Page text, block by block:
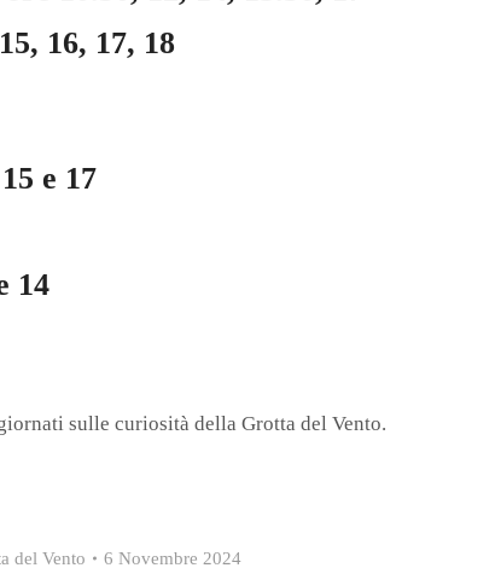
16, 17, 18
e 17
14
sulle curiosità della Grotta del Vento.
del Vento 6 Novembre 2024